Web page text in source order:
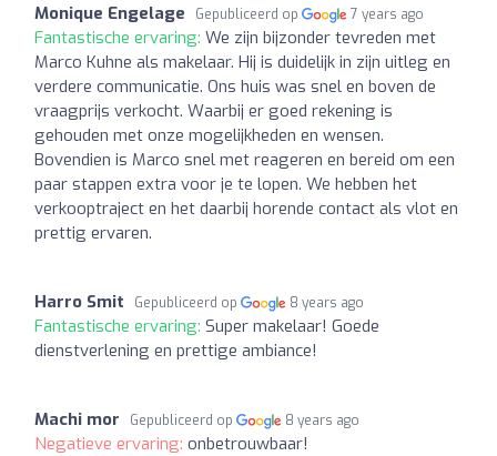
Monique Engelage Gepubliceerd op 7 years ago
Fantastische ervaring: We zijn bijzonder tevreden met
Marco Kuhne als makelaar. Hij is duidelijk in zijn uitleg en
verdere communicatie. Ons huis was snel en boven de
vraagprijs verkocht. Waarbij er goed rekening is
gehouden met onze mogelijkheden en wensen.
Bovendien is Marco snel met reageren en bereid om een
paar stappen extra voor je te lopen. We hebben het
verkooptraject en het daarbij horende contact als vlot en
prettig ervaren.
Harro Smit Gepubliceerd op 8 years ago
Fantastische ervaring: Super makelaar! Goede
dienstverlening en prettige ambiance!
Machi mor Gepubliceerd op 8 years ago
Negatieve ervaring: onbetrouwbaar!